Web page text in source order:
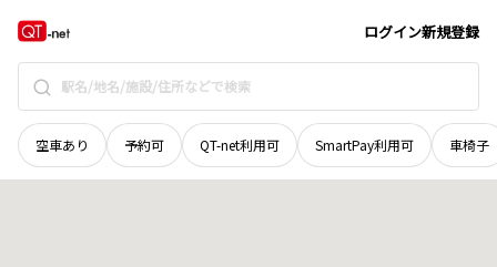
ログイン新規登録
空車あり 予約可 QT-net利用可 SmartPay利用可 車椅子
香川県